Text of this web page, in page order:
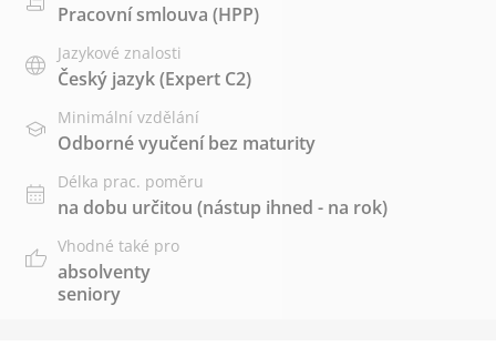
Pracovní smlouva (HPP)
Jazykové znalosti
Český jazyk(Expert C2)
Minimální vzdělání
Odborné vyučení bez maturity
Délka prac. poměru
na dobu určitou (nástup ihned - na rok)
Vhodné také pro
absolventy
seniory